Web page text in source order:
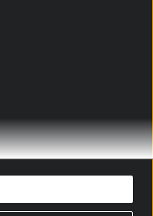
- ΑΕΚ: Γκολ και